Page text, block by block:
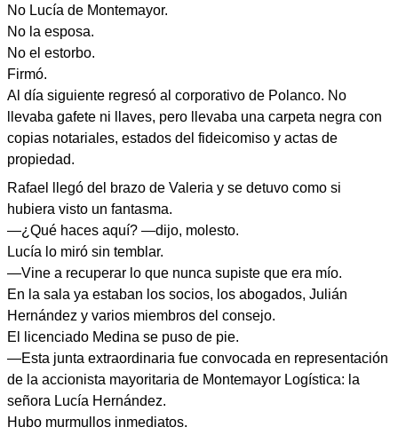
No Lucía de Montemayor.
No la esposa.
No el estorbo.
Firmó.
Al día siguiente regresó al corporativo de Polanco. No
llevaba gafete ni llaves, pero llevaba una carpeta negra con
copias notariales, estados del fideicomiso y actas de
propiedad.
Rafael llegó del brazo de Valeria y se detuvo como si
hubiera visto un fantasma.
—¿Qué haces aquí? —dijo, molesto.
Lucía lo miró sin temblar.
—Vine a recuperar lo que nunca supiste que era mío.
En la sala ya estaban los socios, los abogados, Julián
Hernández y varios miembros del consejo.
El licenciado Medina se puso de pie.
—Esta junta extraordinaria fue convocada en representación
de la accionista mayoritaria de Montemayor Logística: la
señora Lucía Hernández.
Hubo murmullos inmediatos.